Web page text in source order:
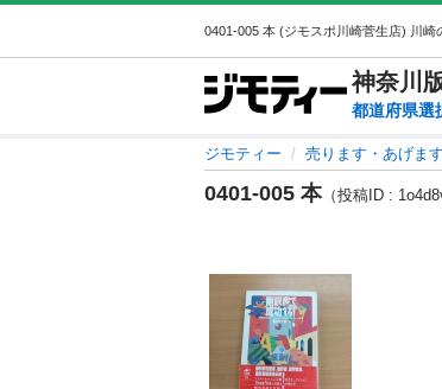
神奈川
都道府県選
ジモティー 売ります・あげます
0401-005 本（投稿ID :